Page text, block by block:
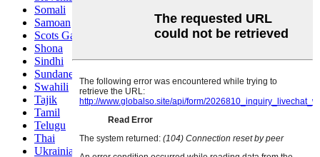
Somali
Samoan
Scots Gaelic
Shona
Sindhi
Sundanese
Swahili
Tajik
Tamil
Telugu
Thai
Ukrainian